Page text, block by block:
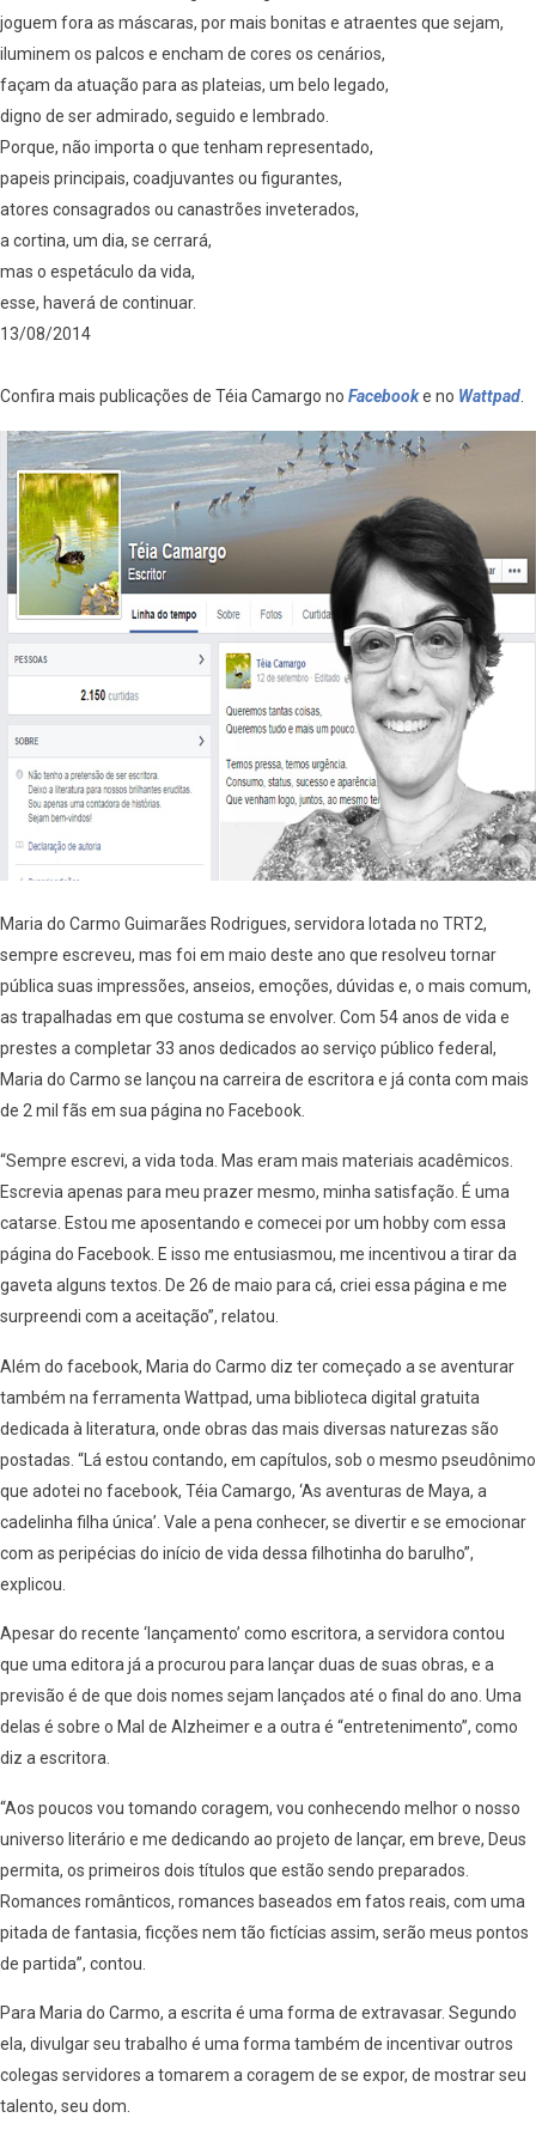
joguem fora as máscaras, por mais bonitas e atraentes que sejam,
iluminem os palcos e encham de cores os cenários,
façam da atuação para as plateias, um belo legado,
digno de ser admirado, seguido e lembrado.
Porque, não importa o que tenham representado,
papeis principais, coadjuvantes ou figurantes,
atores consagrados ou canastrões inveterados,
a cortina, um dia, se cerrará,
mas o espetáculo da vida,
esse, haverá de continuar.
13/08/2014
Confira mais publicações de Téia Camargo no Facebooke no Wattpad.
Maria do Carmo Guimarães Rodrigues, servidora lotada no TRT2,
sempre escreveu, mas foi em maio deste ano que resolveu tornar
pública suas impressões, anseios, emoções, dúvidas e, o mais comum,
as trapalhadas em que costuma se envolver. Com 54 anos de vida e
prestes a completar 33 anos dedicados ao serviço público federal,
Maria do Carmo se lançou na carreira de escritora e já conta com mais
de 2 mil fãs em sua página no Facebook.
“Sempre escrevi, a vida toda. Mas eram mais materiais acadêmicos.
Escrevia apenas para meu prazer mesmo, minha satisfação. É uma
catarse. Estou me aposentando e comecei por um hobby com essa
página do Facebook. E isso me entusiasmou, me incentivou a tirar da
gaveta alguns textos. De 26 de maio para cá, criei essa página e me
surpreendi com a aceitação”, relatou.
Além do facebook, Maria do Carmo diz ter começado a se aventurar
também na ferramenta Wattpad, uma biblioteca digital gratuita
dedicada à literatura, onde obras das mais diversas naturezas são
postadas. “Lá estou contando, em capítulos, sob o mesmo pseudônimo
que adotei no facebook, Téia Camargo, ‘As aventuras de Maya, a
cadelinha filha única’. Vale a pena conhecer, se divertir e se emocionar
com as peripécias do início de vida dessa filhotinha do barulho”,
explicou.
Apesar do recente ‘lançamento’ como escritora, a servidora contou
que uma editora já a procurou para lançar duas de suas obras, e a
previsão é de que dois nomes sejam lançados até o final do ano. Uma
delas é sobre o Mal de Alzheimer e a outra é “entretenimento”, como
diz a escritora.
“Aos poucos vou tomando coragem, vou conhecendo melhor o nosso
universo literário e me dedicando ao projeto de lançar, em breve, Deus
permita, os primeiros dois títulos que estão sendo preparados.
Romances românticos, romances baseados em fatos reais, com uma
pitada de fantasia, ficções nem tão fictícias assim, serão meus pontos
de partida”, contou.
Para Maria do Carmo, a escrita é uma forma de extravasar. Segundo
ela, divulgar seu trabalho é uma forma também de incentivar outros
colegas servidores a tomarem a coragem de se expor, de mostrar seu
talento, seu dom.